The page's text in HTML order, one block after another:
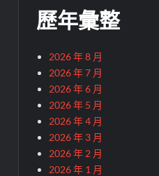
歷年彙整
2026 年 8 月
2026 年 7 月
2026 年 6 月
2026 年 5 月
2026 年 4 月
2026 年 3 月
2026 年 2 月
2026 年 1 月